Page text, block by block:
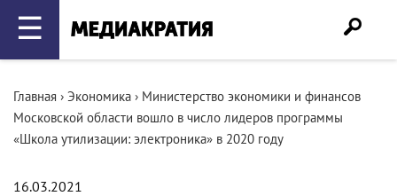
☰
Главная › Экономика › Министерство экономики и финансов
Московской области вошло в число лидеров программы
«Школа утилизации: электроника» в 2020 году
16.03.2021